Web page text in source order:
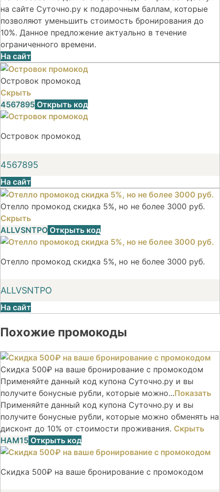
на сайте Суточно.ру к подарочным баллам, которые
позволяют уменьшить стоимость бронирования до
10%. Данное предложение актуально в течение
ограниченного времени.
На сайт
Островок промокод
Скрыть
4567895 Открыть код
Островок промокод
4567895
На сайт
Отелло промокод скидка 5%, но не более 3000 руб.
Скрыть
ALLVSNTPO Открыть код
Отелло промокод скидка 5%, но не более 3000 руб.
ALLVSNTPO
На сайт
Похожие промокоды
Скидка 500₽ на ваше бронирование с промокодом
Применяйте данный код купона Суточно.ру и вы
получите бонусные рубли, которые можно...Показать
Применяйте данный код купона Суточно.ру и вы
получите бонусные рубли, которые можно обменять на
дисконт до 10% от стоимости проживания. Скрыть
НАМ15 Открыть код
Скидка 500₽ на ваше бронирование с промокодом